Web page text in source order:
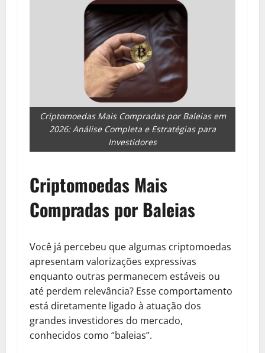
Criptomoedas Mais Compradas por Baleias em
2026: Análise Completa e Estratégias para
Investidores
Criptomoedas Mais
Compradas por Baleias
Você já percebeu que algumas criptomoedas
apresentam valorizações expressivas
enquanto outras permanecem estáveis ou
até perdem relevância? Esse comportamento
está diretamente ligado à atuação dos
grandes investidores do mercado,
conhecidos como “baleias”.